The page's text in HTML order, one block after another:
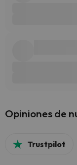
Opiniones de
Trustpilot